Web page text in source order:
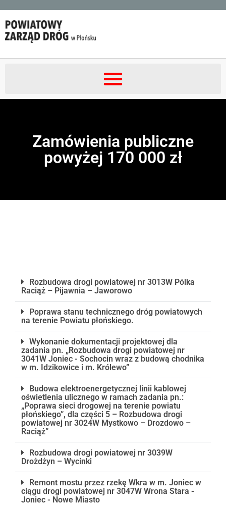
Zamówienia publiczne
powyżej 170 000 zł
Rozbudowa drogi powiatowej nr 3013W Pólka
Raciąż – Pijawnia – Jaworowo
Poprawa stanu technicznego dróg powiatowych
na terenie Powiatu płońskiego.
Wykonanie dokumentacji projektowej dla
zadania pn. „Rozbudowa drogi powiatowej nr
3041W Joniec - Sochocin wraz z budową chodnika
w m. Idzikowice i m. Królewo”
Budowa elektroenergetycznej linii kablowej
oświetlenia ulicznego w ramach zadania pn.:
„Poprawa sieci drogowej na terenie powiatu
płońskiego”, dla części 5 – Rozbudowa drogi
powiatowej nr 3024W Mystkowo – Drozdowo –
Raciąż”
Rozbudowa drogi powiatowej nr 3039W
Drożdżyn – Wycinki
Remont mostu przez rzekę Wkra w m. Joniec w
ciągu drogi powiatowej nr 3047W Wrona Stara -
Joniec - Nowe Miasto